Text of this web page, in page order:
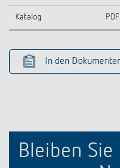
Katalog PDF
In den
Bleiben